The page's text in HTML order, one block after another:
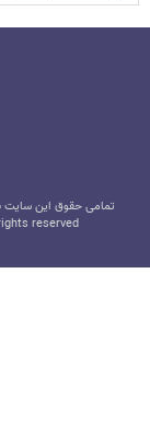
تمامی حقوق این سایت
reserved